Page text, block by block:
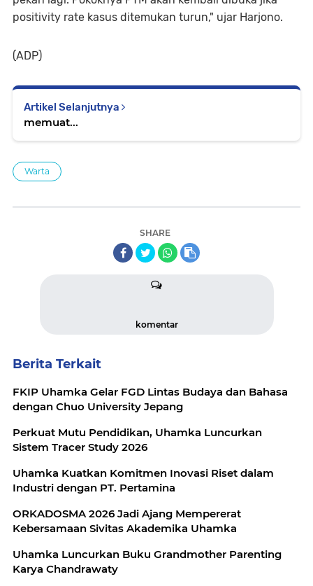
positivity rate kasus ditemukan turun," ujar Harjono.
(ADP)
Artikel Selanjutnya
memuat...
Warta
SHARE
komentar
Berita Terkait
FKIP Uhamka Gelar FGD Lintas Budaya dan Bahasa
dengan Chuo University Jepang
Perkuat Mutu Pendidikan, Uhamka Luncurkan
Sistem Tracer Study 2026
Uhamka Kuatkan Komitmen Inovasi Riset dalam
Industri dengan PT. Pertamina
ORKADOSMA 2026 Jadi Ajang Mempererat
Kebersamaan Sivitas Akademika Uhamka
Uhamka Luncurkan Buku Grandmother Parenting
Karya Chandrawaty